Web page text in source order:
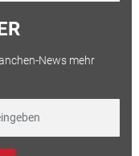
News mehr